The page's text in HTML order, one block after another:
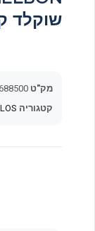
שוקלד קרם
מק"ט
קטגוריה